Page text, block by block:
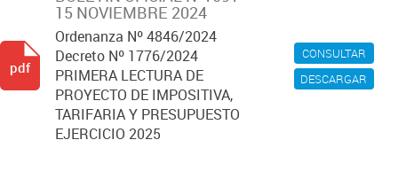
CONSULTAR
DESCARGAR
15 NOVIEMBRE 2024
Ordenanza Nº 4846/2024
Decreto Nº 1776/2024
PRIMERA LECTURA DE
PROYECTO DE IMPOSITIVA,
TARIFARIA Y PRESUPUESTO
EJERCICIO 2025
pdf